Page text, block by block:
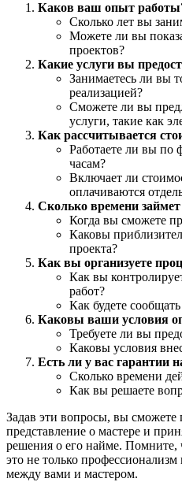
Каков ваш опыт
Сколько лет вы
Можете ли вы
проектов?
Какие услуги вы
Занимаетесь ли вы
реализацией?
Сможете ли вы
услуги, такие как
Как рассчитывается
Работаете ли вы
часам?
Включает ли
оплачиваются
Сколько времени
Когда вы сможете
Каковы
проекта?
Как вы организуете
Как вы
работ?
Как будете
Каковы ваши условия
Требуете ли вы
Каковы условия
Есть ли у вас гарантии
Сколько времени
Как вы решаете
Задав эти вопросы, вы сможете
представление о мастере и
решения о его найме. Помните,
это не только
между вами и мастером.